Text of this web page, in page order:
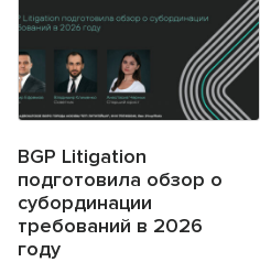
BGP Litigation
подготовила обзор о
субординации
требований в 2026
году